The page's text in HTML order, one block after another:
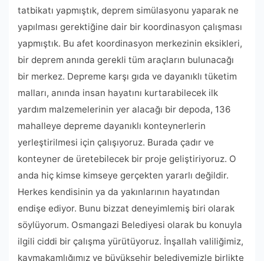
tatbikatı yapmıştık, deprem simülasyonu yaparak ne
yapılması gerektiğine dair bir koordinasyon çalışması
yapmıştık. Bu afet koordinasyon merkezinin eksikleri,
bir deprem anında gerekli tüm araçların bulunacağı
bir merkez. Depreme karşı gıda ve dayanıklı tüketim
malları, anında insan hayatını kurtarabilecek ilk
yardım malzemelerinin yer alacağı bir depoda, 136
mahalleye depreme dayanıklı konteynerlerin
yerleştirilmesi için çalışıyoruz. Burada çadır ve
konteyner de üretebilecek bir proje geliştiriyoruz. O
anda hiç kimse kimseye gerçekten yararlı değildir.
Herkes kendisinin ya da yakınlarının hayatından
endişe ediyor. Bunu bizzat deneyimlemiş biri olarak
söylüyorum. Osmangazi Belediyesi olarak bu konuyla
ilgili ciddi bir çalışma yürütüyoruz. İnşallah valiliğimiz,
kaymakamlığımız ve büyükşehir belediyemizle birlikte